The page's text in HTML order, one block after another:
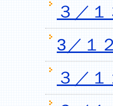
３／
3／１
３／